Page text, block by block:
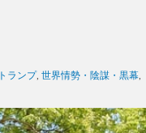
トランプ, 世界情勢・陰謀・黒幕